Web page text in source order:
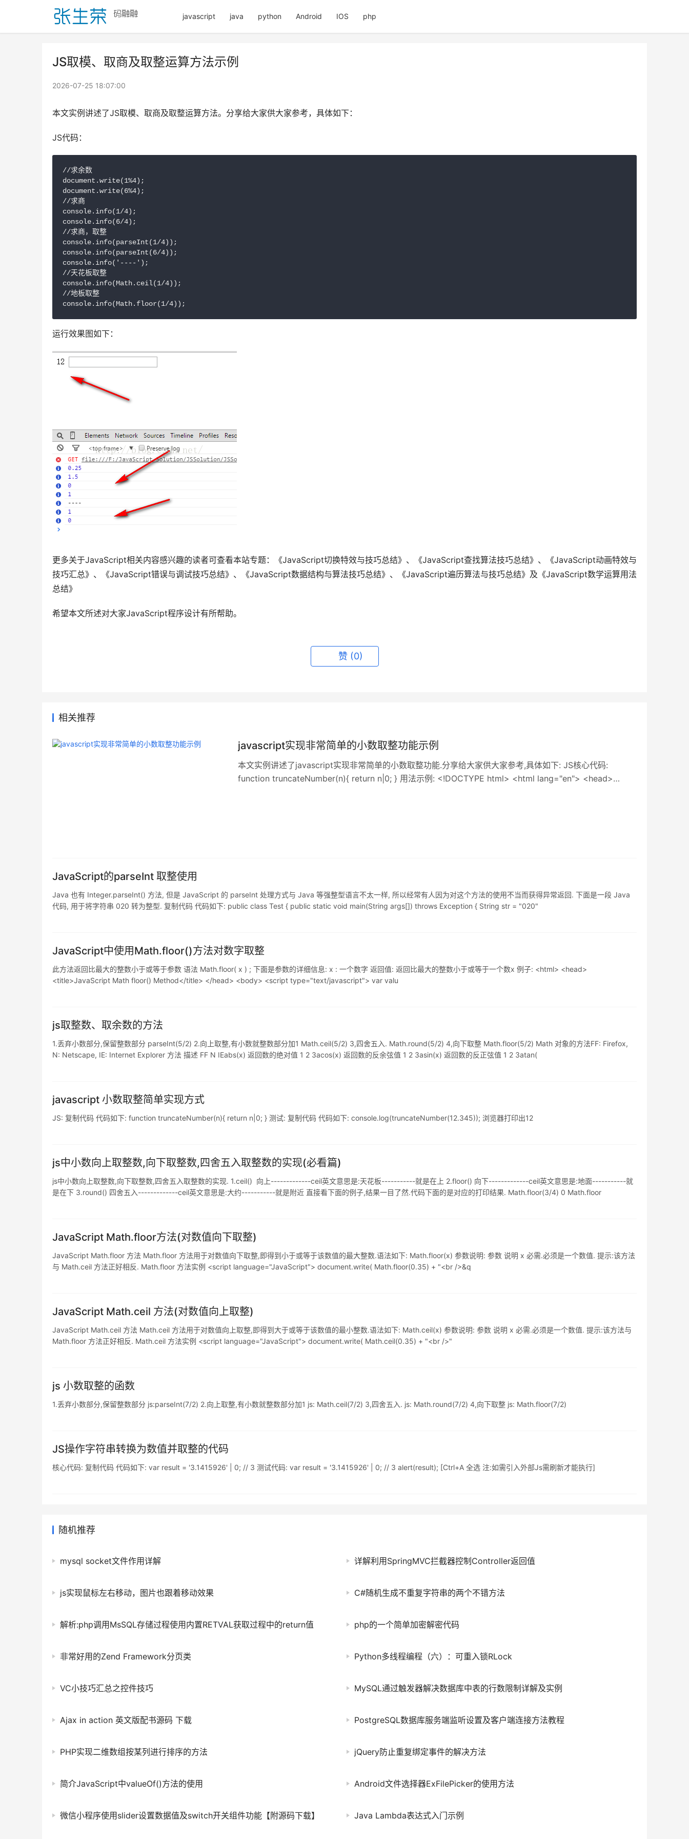
javascript java python Android IOS php
JS取模、取商及取整运算方法示例
2026-07-25 18:07:00
本文实例讲述了JS取模、取商及取整运算方法。分享给大家供大家参考，具体如下：
JS代码：
//求余数
document.write(1%4);
document.write(6%4);
//求商
console.info(1/4);
console.info(6/4);
//求商，取整
console.info(parseInt(1/4));
console.info(parseInt(6/4));
console.info('----');
//天花板取整
console.info(Math.ceil(1/4));
//地板取整
运行效果图如下：
更多关于JavaScript相关内容感兴趣的读者可查看本站专题：《JavaScript切换特效与技巧总结》、《JavaScript查找算法技巧总结》、《JavaScript动画特效与
技巧汇总》、《JavaScript错误与调试技巧总结》、《JavaScript数据结构与算法技巧总结》、《JavaScript遍历算法与技巧总结》及《JavaScript数学运算用法
总结》
希望本文所述对大家JavaScript程序设计有所帮助。
赞 (0)
相关推荐
javascript实现非常简单的小数取整功能示例
本文实例讲述了javascript实现非常简单的小数取整功能.分享给大家供大家参考,具体如下: JS核心代码:
function truncateNumber(n){ return n|0; } 用法示例: <!DOCTYPE html> <html lang="en"> <head>
JavaScript的parseInt 取整使用
Java 也有 Integer.parseInt() 方法, 但是 JavaScript 的 parseInt 处理方式与 Java 等强整型语言不太一样, 所以经常有人因为对这个方法的使用不当而获得异常返回. 下面是一段 Java
代码, 用于将字符串 020 转为整型. 复制代码 代码如下: public class Test { public static void main(String args[]) throws Exception { String str = "020"
JavaScript中使用Math.floor()方法对数字取整
此方法返回比最大的整数小于或等于参数 语法 Math.floor( x ) ; 下面是参数的详细信息: x : 一个数字 返回值: 返回比最大的整数小于或等于一个数x 例子: <html> <head>
<title>JavaScript Math floor() Method</title> </head> <body> <script type="text/javascript"> var valu
js取整数、取余数的方法
1.丢弃小数部分,保留整数部分 parseInt(5/2) 2.向上取整,有小数就整数部分加1 Math.ceil(5/2) 3,四舍五入. Math.round(5/2) 4,向下取整 Math.floor(5/2) Math 对象的方法FF: Firefox,
N: Netscape, IE: Internet Explorer 方法 描述 FF N IEabs(x) 返回数的绝对值 1 2 3acos(x) 返回数的反余弦值 1 2 3asin(x) 返回数的反正弦值 1 2 3atan(
javascript 小数取整简单实现方式
JS: 复制代码 代码如下: function truncateNumber(n){ return n|0; } 测试: 复制代码 代码如下: console.log(truncateNumber(12.345)); 浏览器打印出12
js中小数向上取整数,向下取整数,四舍五入取整数的实现(必看篇)
js中小数向上取整数,向下取整数,四舍五入取整数的实现. 1.ceil() 向上-------------ceil英文意思是:天花板-----------就是在上 2.floor() 向下-------------ceil英文意思是:地面-----------就
是在下 3.round() 四舍五入-------------ceil英文意思是:大约-----------就是附近 直接看下面的例子,结果一目了然.代码下面的是对应的打印结果. Math.floor(3/4) 0 Math.floor
JavaScript Math.floor方法(对数值向下取整)
JavaScript Math.floor 方法 Math.floor 方法用于对数值向下取整,即得到小于或等于该数值的最大整数.语法如下: Math.floor(x) 参数说明: 参数 说明 x 必需.必须是一个数值. 提示:该方法
与 Math.ceil 方法正好相反. Math.floor 方法实例 <script language="JavaScript"> document.write( Math.floor(0.35) + "<br />&q
JavaScript Math.ceil 方法(对数值向上取整)
JavaScript Math.ceil 方法 Math.ceil 方法用于对数值向上取整,即得到大于或等于该数值的最小整数.语法如下: Math.ceil(x) 参数说明: 参数 说明 x 必需.必须是一个数值. 提示:该方法与
Math.floor 方法正好相反. Math.ceil 方法实例 <script language="JavaScript"> document.write( Math.ceil(0.35) + "<br />"
js 小数取整的函数
1.丢弃小数部分,保留整数部分 js:parseInt(7/2) 2.向上取整,有小数就整数部分加1 js: Math.ceil(7/2) 3,四舍五入. js: Math.round(7/2) 4,向下取整 js: Math.floor(7/2)
JS操作字符串转换为数值并取整的代码
核心代码: 复制代码 代码如下: var result = '3.1415926' | 0; // 3 测试代码: var result = '3.1415926' | 0; // 3 alert(result); [Ctrl+A 全选 注:如需引入外部Js需刷新才能执行]
随机推荐
mysql socket文件作用详解 详解利用SpringMVC拦截器控制Controller返回值
js实现鼠标左右移动，图片也跟着移动效果 C#随机生成不重复字符串的两个不错方法
解析:php调用MsSQL存储过程使用内置RETVAL获取过程中的return值 php的一个简单加密解密代码
非常好用的Zend Framework分页类 Python多线程编程（六）：可重入锁RLock
VC小技巧汇总之控件技巧 MySQL通过触发器解决数据库中表的行数限制详解及实例
Ajax in action 英文版配书源码 下载 PostgreSQL数据库服务端监听设置及客户端连接方法教程
PHP实现二维数组按某列进行排序的方法 jQuery防止重复绑定事件的解决方法
简介JavaScript中valueOf()方法的使用 Android文件选择器ExFilePicker的使用方法
微信小程序使用slider设置数据值及switch开关组件功能【附源码下载】 Java Lambda表达式入门示例